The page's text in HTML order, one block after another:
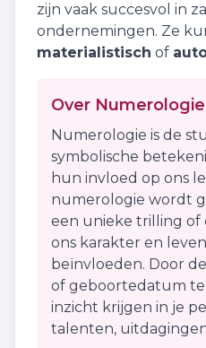
zijn vaak succesvol in
ondernemingen. Ze
materialistisch of
Over Numerologie
Numerologie is de
symbolische
hun invloed op ons
numerologie wordt
een unieke trilling of
ons karakter en
beïnvloeden. Door
of geboortedatum te
inzicht krijgen in je
talenten,